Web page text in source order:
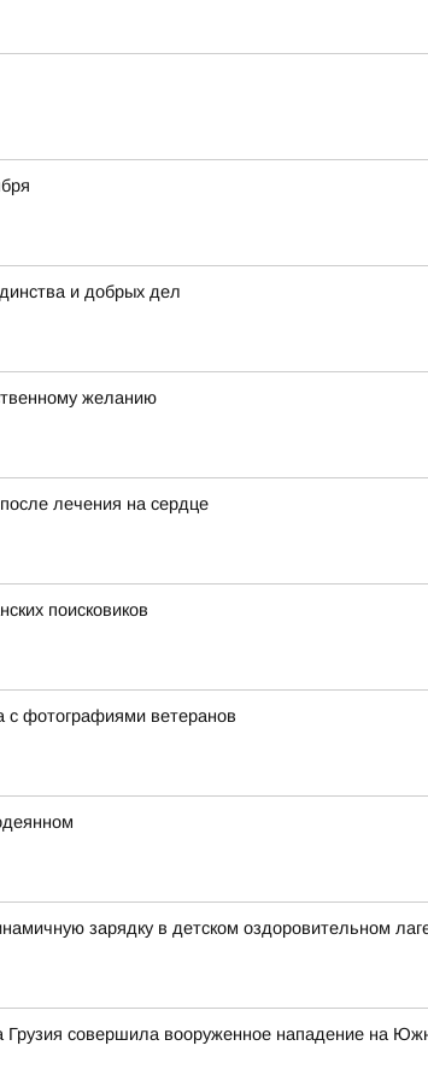
и добрых дел
желанию
лечения на сердце
поисковиков
с фотографиями ветеранов
зарядку в детском оздоровительном
Грузия совершила вооруженное нападение на